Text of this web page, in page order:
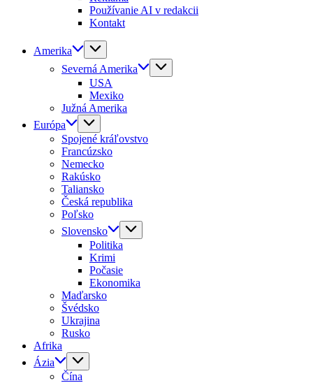
Používanie AI v redakcii
Kontakt
Amerika
Severná Amerika
USA
Mexiko
Južná Amerika
Európa
Spojené kráľovstvo
Francúzsko
Nemecko
Rakúsko
Taliansko
Česká republika
Poľsko
Slovensko
Politika
Krimi
Počasie
Ekonomika
Maďarsko
Švédsko
Ukrajina
Rusko
Afrika
Ázia
Čína